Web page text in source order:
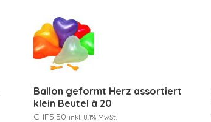
Ballon geformt Herz assortiert
klein Beutel à 20
CHF5.50 inkl. 8.1% MwSt.